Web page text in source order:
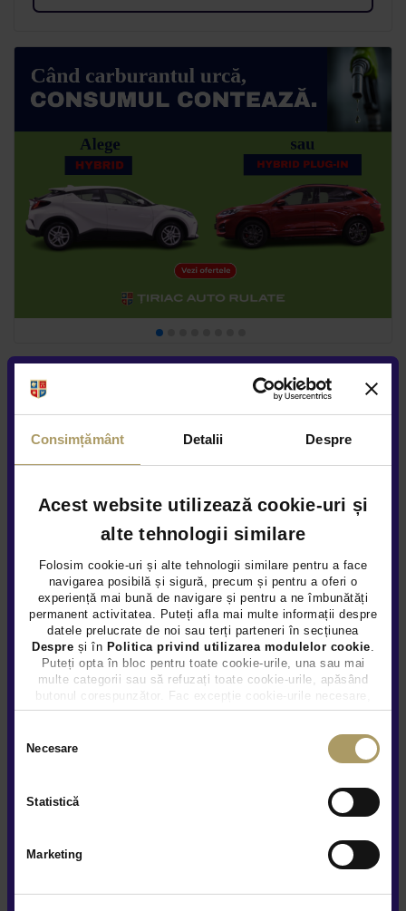
Consimțământ Detalii Despre
Acest website utilizează cookie-uri și
alte tehnologii similare
Folosim cookie-uri și alte tehnologii similare pentru a face
navigarea posibilă și sigură, precum și pentru a oferi o
experiență mai bună de navigare și pentru a ne îmbunătăți
permanent activitatea. Puteți afla mai multe informații despre
datele prelucrate de noi sau terți parteneri în secțiunea
Despre și în Politica privind utilizarea modulelor cookie
Puteți opta în bloc pentru toate cookie-urile, una sau mai
multe categorii sau să refuzați toate cookie-urile, apăsând
butonul corespunzător. Fac excepție cookie-urile necesare,
care sunt activate automat, conform legislației în vigoare.
Necesare
Statistică
Marketing
MERCEDES BENZ GLC COUPE 200 4M
58.800 €